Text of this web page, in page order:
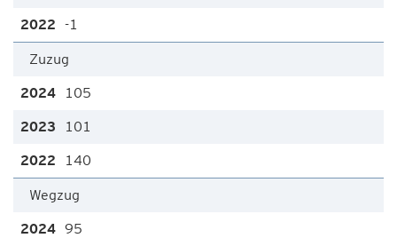
-1
Zuzug
105
101
140
Wegzug
95